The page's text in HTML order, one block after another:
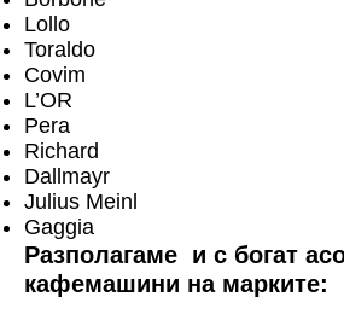
Lollo
Toraldo
Covim
L’OR
Pera
Richard
Dallmayr
Julius Meinl
Gaggia
Разполагаме и с богат
кафемашини на марките: